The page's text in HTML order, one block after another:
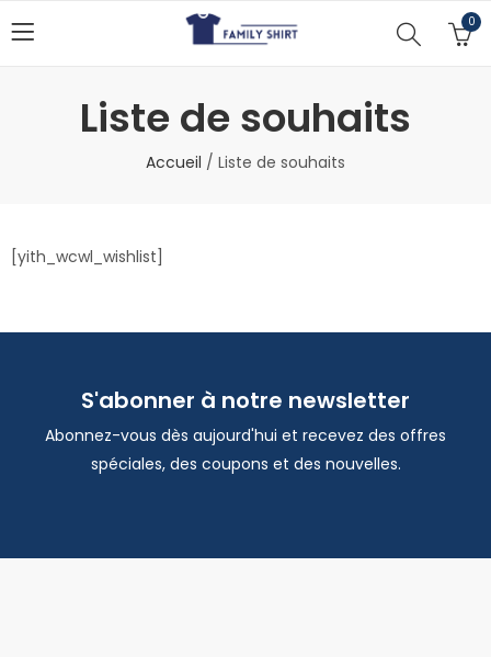
0
Liste de souhaits
Accueil / Liste de souhaits
[yith_wcwl_wishlist]
S'abonner à notre newsletter
Abonnez-vous dès aujourd'hui et recevez des offres
spéciales, des coupons et des nouvelles.